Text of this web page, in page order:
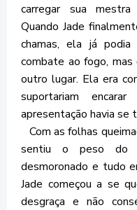
carregar sua
Quando Jade
chamas, ela já
combate ao fogo, mas
outro lugar. Ela era
suportariam
apresentação havia se
Com as folhas
sentiu o peso do
desmoronado e tudo
Jade começou a se
desgraça e não